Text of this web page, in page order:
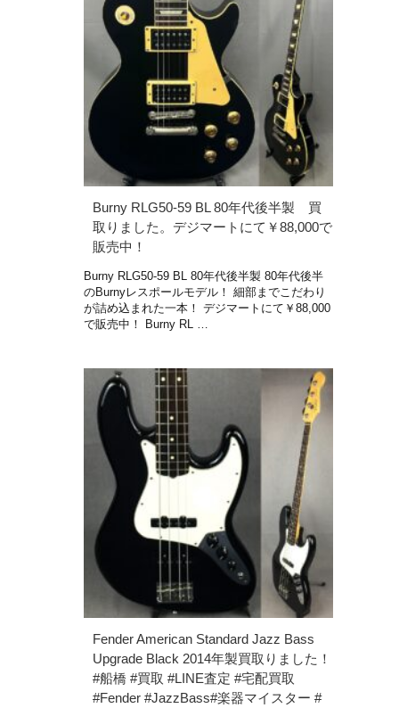
Burny RLG50-59 BL 80年代後半製 買
取りました。デジマートにて￥88,000で
販売中！
Burny RLG50-59 BL 80年代後半製 80年代後半
のBurnyレスポールモデル！ 細部までこだわり
が詰め込まれた一本！ デジマートにて￥88,000
で販売中！ Burny RL …
Fender American Standard Jazz Bass
Upgrade Black 2014年製買取りました！
#船橋 #買取 #LINE査定 #宅配買取
#Fender #JazzBass#楽器マイスター #